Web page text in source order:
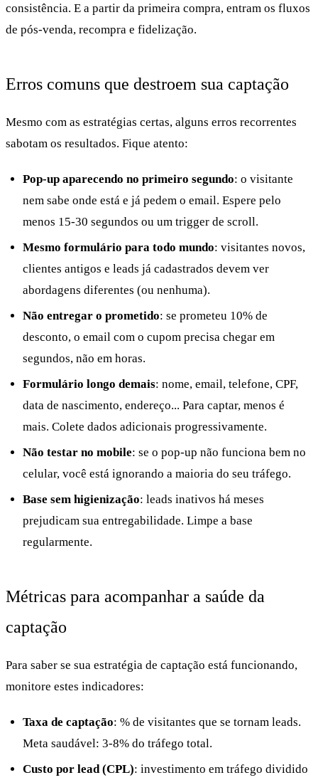
consistência. E a partir da primeira compra, entram os fluxos
de pós-venda, recompra e fidelização.
Erros comuns que destroem sua captação
Mesmo com as estratégias certas, alguns erros recorrentes
sabotam os resultados. Fique atento:
Pop-up aparecendo no primeiro segundo: o visitante
nem sabe onde está e já pedem o email. Espere pelo
menos 15-30 segundos ou um trigger de scroll.
Mesmo formulário para todo mundo: visitantes novos,
clientes antigos e leads já cadastrados devem ver
abordagens diferentes (ou nenhuma).
Não entregar o prometido: se prometeu 10% de
desconto, o email com o cupom precisa chegar em
segundos, não em horas.
Formulário longo demais: nome, email, telefone, CPF,
data de nascimento, endereço... Para captar, menos é
mais. Colete dados adicionais progressivamente.
Não testar no mobile: se o pop-up não funciona bem no
celular, você está ignorando a maioria do seu tráfego.
Base sem higienização: leads inativos há meses
prejudicam sua entregabilidade. Limpe a base
regularmente.
Métricas para acompanhar a saúde da
captação
Para saber se sua estratégia de captação está funcionando,
monitore estes indicadores:
Taxa de captação: % de visitantes que se tornam leads.
Meta saudável: 3-8% do tráfego total.
Custo por lead (CPL): investimento em tráfego dividido